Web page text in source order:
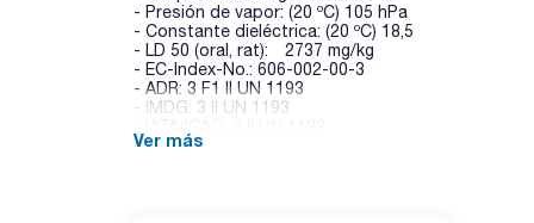
- Presión de vapor: (20 ºC) 105 hPa
- Constante dieléctrica: (20 ºC) 18,5
- LD 50 (oral, rat): 2737 mg/kg
- EC-Index-No.: 606-002-00-3
- ADR: 3 F1 II UN 1193
- IMDG: 3 II UN 1193
- Palabra de advertencia-GHS: Peligro
Ver más